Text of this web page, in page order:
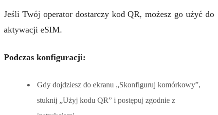
Jeśli Twój operator dostarczy kod QR, możesz go użyć do
aktywacji eSIM.
Podczas konfiguracji:
Gdy dojdziesz do ekranu „Skonfiguruj komórkowy”,
stuknij „Użyj kodu QR” i postępuj zgodnie z